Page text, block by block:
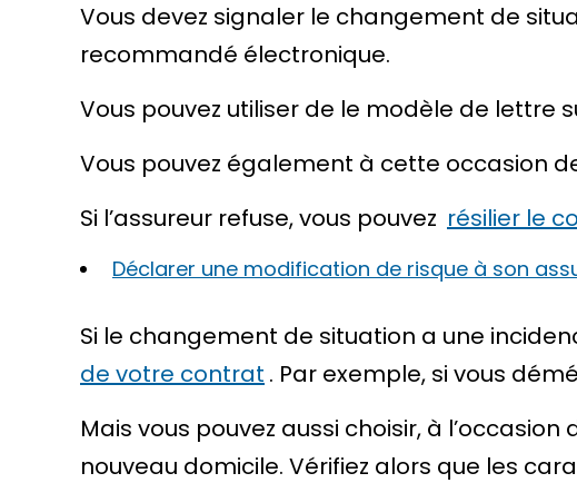
Vous devez signaler le changement de
recommandé électronique.
Vous pouvez utiliser de le modèle de lettre
Vous pouvez également à cette occasion
Si l’assureur refuse, vous pouvez résilier le
Déclarer une modification de risque à son
Si le changement de situation a une
de votre contrat . Par exemple, si vous
Mais vous pouvez aussi choisir, à
nouveau domicile. Vérifiez alors que les